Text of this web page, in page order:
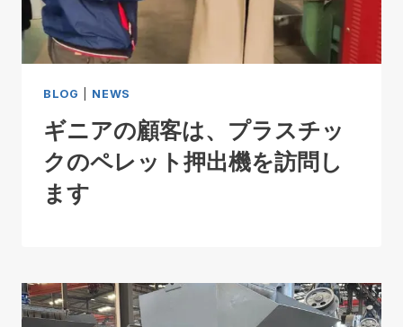
BLOG NEWS
ギニアの顧客は、プラスチッ
クのペレット押出機を訪問し
ます